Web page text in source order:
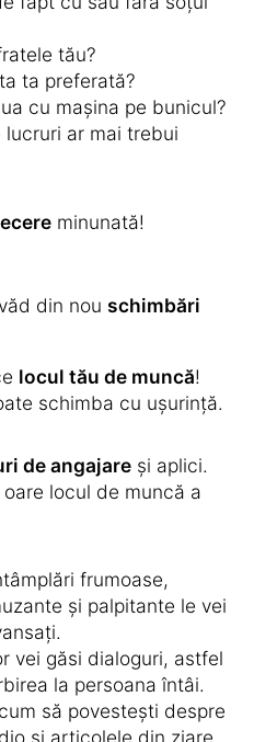
tău?
ta preferată?
cu mașina pe bunicul?
ar mai trebui
minunată!
din nou schimbări
locul tău de muncă!
schimba cu ușurință.
de angajare și aplici.
locul de muncă a
frumoase,
și palpitante le vei
vei găsi dialoguri, astfel
la persoana întâi.
să povestești despre
și articolele din ziare,